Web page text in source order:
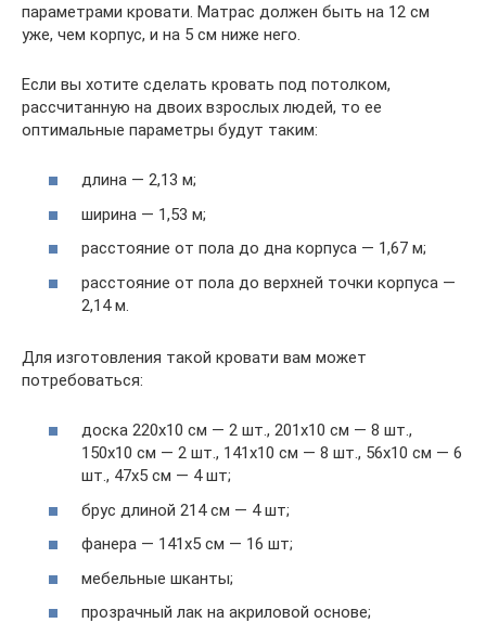
параметрами кровати. Матрас должен быть на 12 см
уже, чем корпус, и на 5 см ниже него.
Если вы хотите сделать кровать под потолком,
рассчитанную на двоих взрослых людей, то ее
оптимальные параметры будут таким:
длина — 2,13 м;
ширина — 1,53 м;
расстояние от пола до дна корпуса — 1,67 м;
расстояние от пола до верхней точки корпуса —
2,14 м.
Для изготовления такой кровати вам может
потребоваться:
доска 220х10 см — 2 шт., 201х10 см — 8 шт.,
150х10 см — 2 шт., 141х10 см — 8 шт., 56х10 см — 6
шт., 47х5 см — 4 шт;
брус длиной 214 см — 4 шт;
фанера — 141х5 см — 16 шт;
мебельные шканты;
прозрачный лак на акриловой основе;